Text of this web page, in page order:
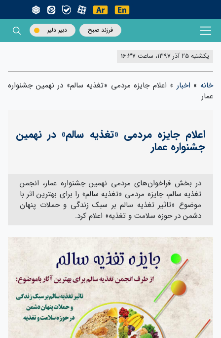
فرزند صبح دبیر دلیر
یکشنبه 25 آذر 1397، ساعت 16:37
خانه» اخبار » اعلام جایزه مردمی «تغذیه سالم» در نهمین جشنواره
عمار
اعلام جایزه مردمی «تغذیه سالم» در نهمین
جشنواره عمار
در بخش فراخوان‌های مردمی نهمین جشنواره عمار، انجمن
تغذیه سالم، جایزه مردمی «تغذیه سالم» را برای بهترین اثر با
موضوع «تاثیر تغذیه سالم بر سبک زندگی و حملات پنهان
دشمن در حوزه سلامت و تغذیه» اعلام کرد.